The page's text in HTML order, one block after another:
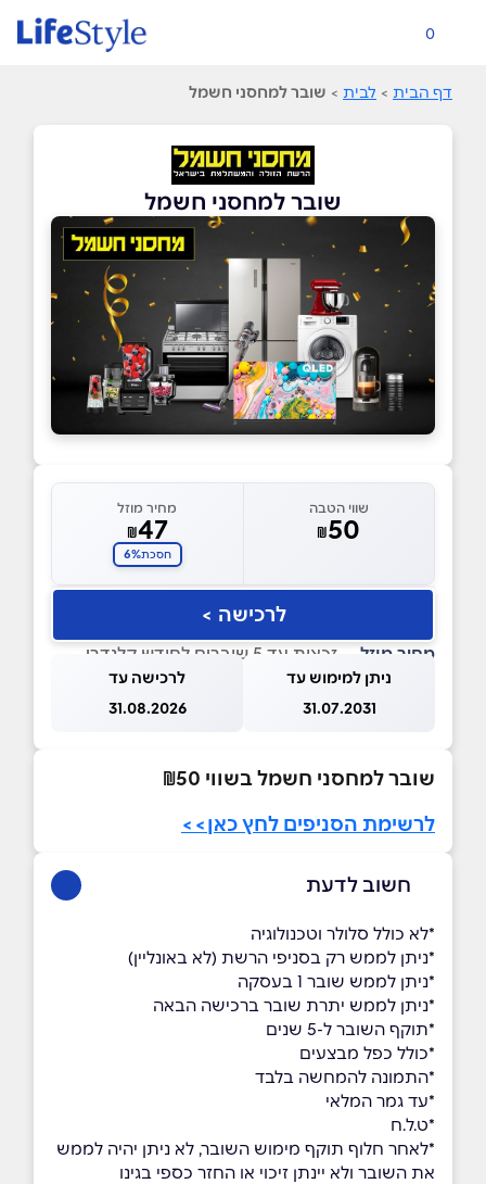
0
דף הבית > לבית > שובר למחסני חשמל
שובר למחסני חשמל
שווי הטבה
₪50
מחיר מוזל
₪47
חסכת6%
לרכישה >
מחיר מוזל — זכאות עד 5 שוברים לחודש קלנדרי
ניתן למימוש עד
31.07.2031
לרכישה עד
31.08.2026
שובר למחסני חשמל בשווי ₪50
לרשימת הסניפים לחץ כאן>>
חשוב לדעת
*לא כולל סלולר וטכנולוגיה
*ניתן לממש רק בסניפי הרשת (לא באונליין)
*ניתן לממש שובר 1 בעסקה
*ניתן לממש יתרת שובר ברכישה הבאה
*תוקף השובר ל-5 שנים
*כולל כפל מבצעים
*התמונה להמחשה בלבד
*עד גמר המלאי
*ט.ל.ח
*לאחר חלוף תוקף מימוש השובר, לא ניתן יהיה לממש
את השובר ולא יינתן זיכוי או החזר כספי בגינו